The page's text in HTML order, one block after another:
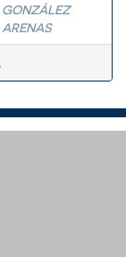
GONZÁLEZ
ARENAS